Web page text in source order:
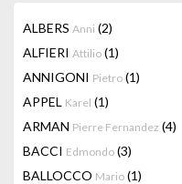
ALBERS Anni (2)
ALFIERI Attilio (1)
ANNIGONI Pietro (1)
APPEL Karel (1)
ARMAN Pierre Fernandez (4)
BACCI Edmondo (3)
BALLOCCO Mario (1)